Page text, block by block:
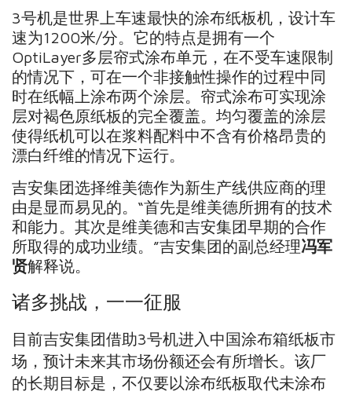
3号机是世界上车速最快的涂布纸板机，设计车
速为1200米/分。它的特点是拥有一个
OptiLayer多层帘式涂布单元，在不受车速限制
的情况下，可在一个非接触性操作的过程中同
时在纸幅上涂布两个涂层。帘式涂布可实现涂
层对褐色原纸板的完全覆盖。均匀覆盖的涂层
使得纸机可以在浆料配料中不含有价格昂贵的
漂白纤维的情况下运行。
吉安集团选择维美德作为新生产线供应商的理
由是显而易见的。“首先是维美德所拥有的技术
和能力。其次是维美德和吉安集团早期的合作
所取得的成功业绩。”吉安集团的副总经理冯军
贤解释说。
诸多挑战，一一征服
目前吉安集团借助3号机进入中国涂布箱纸板市
场，预计未来其市场份额还会有所增长。该厂
的长期目标是，不仅要以涂布纸板取代未涂布